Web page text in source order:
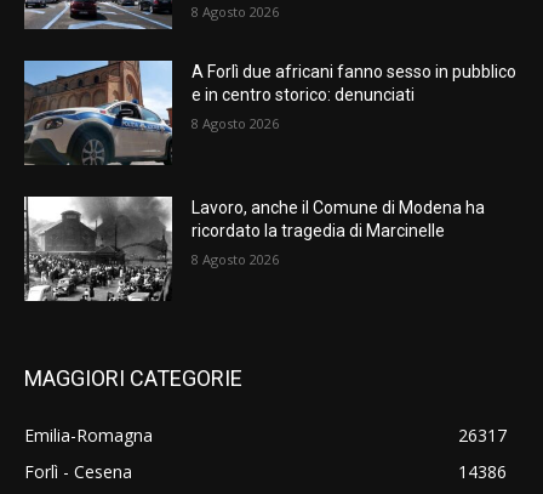
8 Agosto 2026
A Forlì due africani fanno sesso in pubblico
e in centro storico: denunciati
8 Agosto 2026
Lavoro, anche il Comune di Modena ha
ricordato la tragedia di Marcinelle
8 Agosto 2026
MAGGIORI CATEGORIE
Emilia-Romagna
26317
Forlì - Cesena
14386